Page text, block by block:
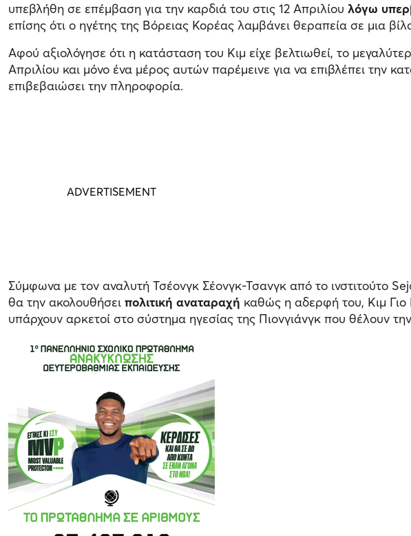
υπεβλήθη σε επέμβαση για την καρδιά του στις 12 Απριλίου λόγω
επίσης ότι ο ηγέτης της Βόρειας Κορέας λαμβάνει θεραπεία σε μια
Αφού αξιολόγησε ότι η κατάσταση του Κιμ είχε βελτιωθεί, το
Απριλίου και μόνο ένα μέρος αυτών παρέμεινε για να επιβλέπει
επιβεβαιώσει την πληροφορία.
Σύμφωνα με τον αναλυτή Τσέονγκ Σέονγκ-Τσανγκ από το ινστιτούτο
θα την ακολουθήσει πολιτική αναταραχή καθώς η αδερφή του, Κιμ Γιο
υπάρχουν αρκετοί στο σύστημα ηγεσίας της Πιονγιάνγκ που θέλουν